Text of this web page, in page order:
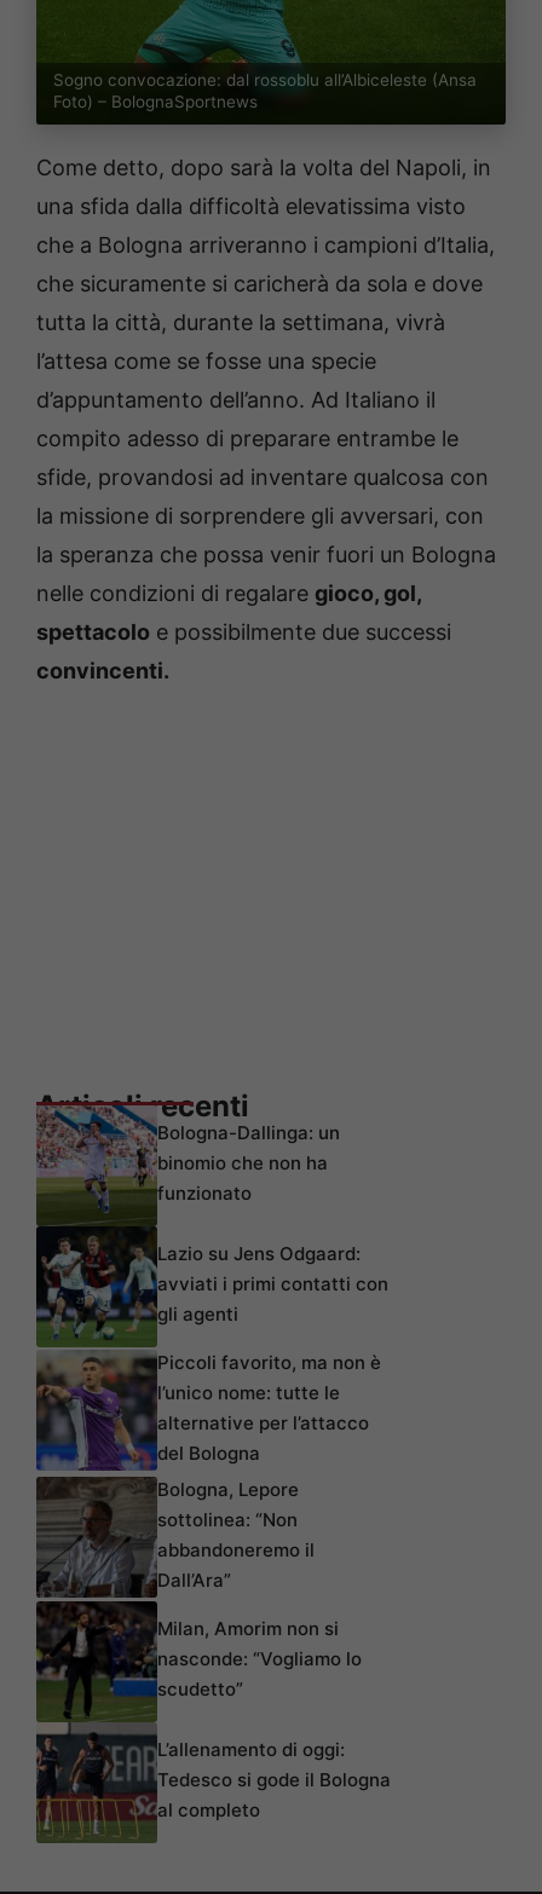
Sogno convocazione: dal rossoblu all’Albiceleste (Ansa
Foto) – BolognaSportnews
Come detto, dopo sarà la volta del Napoli, in
una sfida dalla difficoltà elevatissima visto
che a Bologna arriveranno i campioni d’Italia,
che sicuramente si caricherà da sola e dove
tutta la città, durante la settimana, vivrà
l’attesa come se fosse una specie
d’appuntamento dell’anno. Ad Italiano il
compito adesso di preparare entrambe le
sfide, provandosi ad inventare qualcosa con
la missione di sorprendere gli avversari, con
la speranza che possa venir fuori un Bologna
nelle condizioni di regalare gioco, gol,
spettacolo e possibilmente due successi
convincenti.
Articoli recenti
Bologna-Dallinga: un
binomio che non ha
funzionato
Lazio su Jens Odgaard:
avviati i primi contatti con
gli agenti
Piccoli favorito, ma non è
l’unico nome: tutte le
alternative per l’attacco
del Bologna
Bologna, Lepore
sottolinea: “Non
abbandoneremo il
Dall’Ara”
Milan, Amorim non si
nasconde: “Vogliamo lo
scudetto”
L’allenamento di oggi:
Tedesco si gode il Bologna
al completo